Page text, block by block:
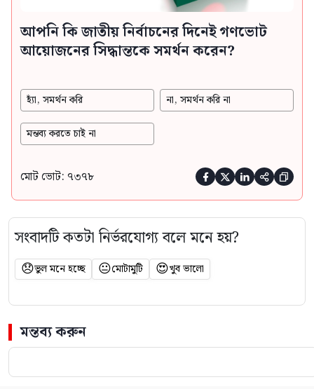
আপনি কি জাতীয় নির্বাচনের দিনেই গণভোট
আয়োজনের সিদ্ধান্তকে সমর্থন করেন?
হ্যাঁ, সমর্থন করি না, সমর্থন করি না
মন্তব্য করতে চাই না
মোট ভোট: ৭৩৭৮     
সংবাদটি কতটা নির্ভরযোগ্য বলে মনে হয়?
😞ভুল মনে হচ্ছে 😐মোটামুটি 😍খুব ভালো
মন্তব্য করুন